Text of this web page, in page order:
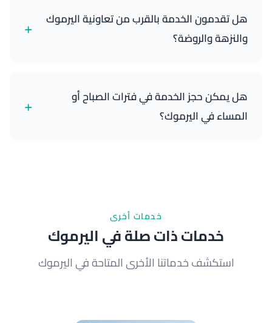
هل تقدمون الخدمة بالقرب من تعاونية اليرموك
والنزهة والروضة؟
+
المجاورة بما فيها النزهة والروضة وتعاونية اليرموك.
اتصل بنا على 65089201 لحجز الخدمة في موقعك.
هل يمكن حجز الخدمة في فترات الصباح أو
المساء في اليرموك؟
+
خدمات أخرى
خدمات ذات صلة في اليرموك
استكشف خدماتنا الأخرى المتاحة في اليرموك